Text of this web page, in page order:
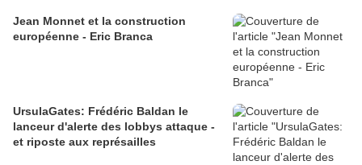
Jean Monnet et la construction
européenne - Eric Branca
UrsulaGates: Frédéric Baldan le
lanceur d'alerte des lobbys attaque -
et riposte aux représailles